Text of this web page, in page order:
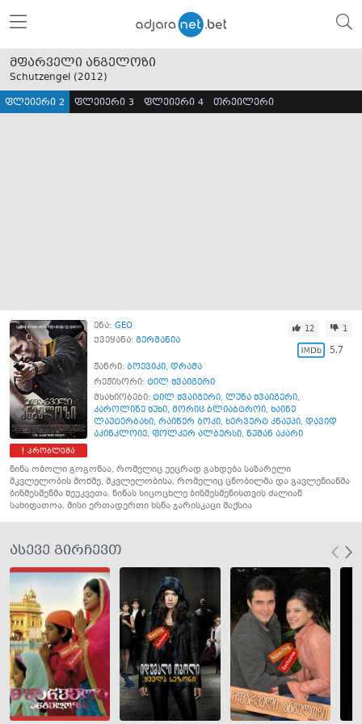
მფარველი ანგელოზი
Schutzengel (2012)
ფლეიერი 2 ფლეიერი 3 ფლეიერი 4 თრეილერი
პრობლემა
ენა: GEO
ქვეყანა: გერმანია
12 1
5.7
ჟანრი: ბოევიკი, დრამა
რეჟისორი: ტილ შვაიგერი
მსახიობები: ტილ შვაიგერი, ლუნა შვაიგერი,
კაროლინე შუხი, მორიც ბლიაბტროი, ხაინე
ლაუტერბახი, რაინერ ბოკი, ხერვერტ კნაუპი, დავიდ
აკინკლოიე, ფოლკერ ალბერსი, ნუმან აკარი
ნინა ობოლი გოგონაა, რომელიც უეცრად გახდება საზარელი
მკვლელობის მოწმე, მკვლელობისა, რომელიც ცნობილმა და გავლენიანმა
ბიზმესმენმა შეუკვეთა. ნინას სიცოცხლე ბიზმესმენისთვის ძალიან
სახიფათოა. მისი ერთადერთი ხსნა ჯარისკაცი მაქსია
ასევე გირჩევთ